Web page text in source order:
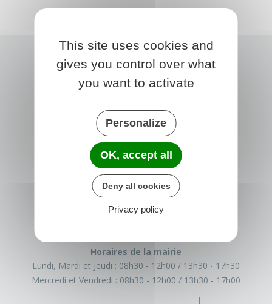
TRÉGLAMUS
15 rue de la Mairie
22540 Tréglamus
France
Horaires de la mairie
Lundi, Mardi et Jeudi : 08h30 - 12h00
13h30 - 17h30
Mercredi et Vendredi : 08h30 - 12h00 13h30 - 17h00
This site uses cookies and
gives you control over what
you want to activate
Personalize
OK, accept all
Deny all cookies
Privacy policy